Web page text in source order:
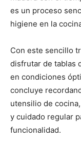
es un proceso
higiene en la
Con este sencillo
disfrutar de tablas
en condiciones
concluye
utensilio de
y cuidado regular
funcionalidad.